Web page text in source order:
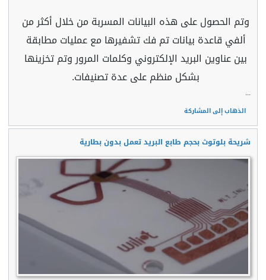
وتم الحصول على هذه البيانات المسربة من خلال أكثر من
ألفي قاعدة بيانات تم فك تشفيرها مع عمليات مطابقة
بين عناوين البريد الإلكتروني وكلمات المرور وتم تخزينها
بشكل منظم على عدة تصنيفات.
...
الذهاب إلى المشاركة
شريحة بلوتوث بحجم طابع البريد تعمل بدون بطارية